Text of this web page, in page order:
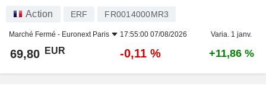
Action ERF FR0014000MR3
Marché Fermé - Euronext Paris 17:55:00 07/08/2026 Varia. 1 janv.
69,80 EUR -0,11 % +11,86 %